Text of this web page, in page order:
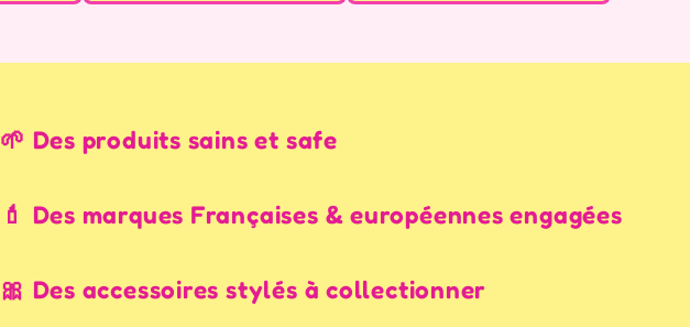
🌱 Des produits sains et safe
💄 Des marques Françaises & européennes engagées
🎀 Des accessoires stylés à collectionner